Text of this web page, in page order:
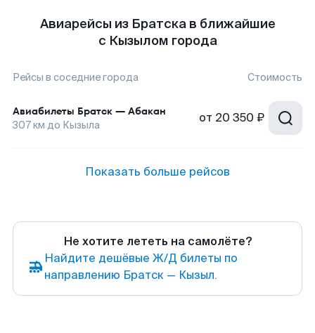
Авиарейсы из Братска в ближайшие
с Кызылом города
Рейсы в соседние города Стоимость
Авиабилеты Братск — Абакан
307км до Кызыла от 20 350 ₽
Показать больше рейсов
Не хотите лететь на самолёте?
Найдите дешёвые Ж/Д билеты по
направлению Братск — Кызыл.